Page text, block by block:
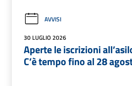
AVVISI
30 LUGLIO 2026
Aperte le iscrizioni
C’è tempo fino al 28